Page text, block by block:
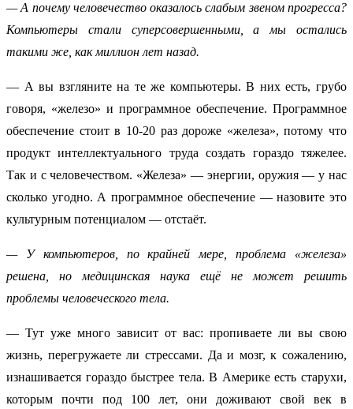
— А почему человечество оказалось слабым звеном прогресса?
Компьютеры стали суперсовершенными, а мы остались
такими же, как миллион лет назад.
— А вы взгляните на те же компьютеры. В них есть, грубо
говоря, «железо» и программное обеспечение. Программное
обеспечение стоит в 10-20 раз дороже «железа», потому что
продукт интеллектуального труда создать гораздо тяжелее.
Так и с человечеством. «Железа» — энергии, оружия — у нас
сколько угодно. А программное обеспечение — назовите это
культурным потенциалом — отстаёт.
— У компьютеров, по крайней мере, проблема «железа»
решена, но медицинская наука ещё не может решить
проблемы человеческого тела.
— Тут уже много зависит от вас: пропиваете ли вы свою
жизнь, перегружаете ли стрессами. Да и мозг, к сожалению,
изнашивается гораздо быстрее тела. В Америке есть старухи,
которым почти под 100 лет, они доживают свой век в